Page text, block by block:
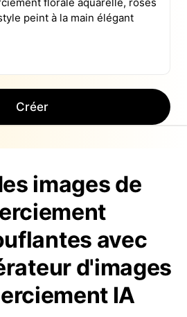
Créer
images de
avec
d'images
IA